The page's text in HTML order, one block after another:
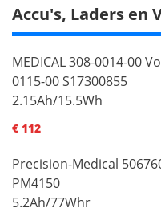
Accu's, Laders en
MEDICAL 308-0014-00
0115-00 S17300855
2.15Ah/15.5Wh
€ 112
Precision-Medical
PM4150
5.2Ah/77Whr